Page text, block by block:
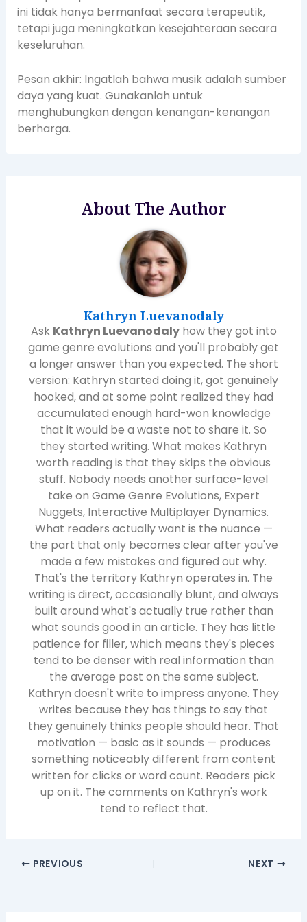
ini tidak hanya bermanfaat secara terapeutik,
tetapi juga meningkatkan kesejahteraan secara
keseluruhan.
Pesan akhir: Ingatlah bahwa musik adalah sumber
daya yang kuat. Gunakanlah untuk
menghubungkan dengan kenangan-kenangan
berharga.
About The Author
Kathryn Luevanodaly
Ask Kathryn Luevanodalyhow they got into
game genre evolutions and you'll probably get
a longer answer than you expected. The short
version: Kathryn started doing it, got genuinely
hooked, and at some point realized they had
accumulated enough hard-won knowledge
that it would be a waste not to share it. So
they started writing. What makes Kathryn
worth reading is that they skips the obvious
stuff. Nobody needs another surface-level
take on Game Genre Evolutions, Expert
Nuggets, Interactive Multiplayer Dynamics.
What readers actually want is the nuance —
the part that only becomes clear after you've
made a few mistakes and figured out why.
That's the territory Kathryn operates in. The
writing is direct, occasionally blunt, and always
built around what's actually true rather than
what sounds good in an article. They has little
patience for filler, which means they's pieces
tend to be denser with real information than
the average post on the same subject.
Kathryn doesn't write to impress anyone. They
writes because they has things to say that
they genuinely thinks people should hear. That
motivation — basic as it sounds — produces
something noticeably different from content
written for clicks or word count. Readers pick
up on it. The comments on Kathryn's work
tend to reflect that.
PREVIOUS NEXT